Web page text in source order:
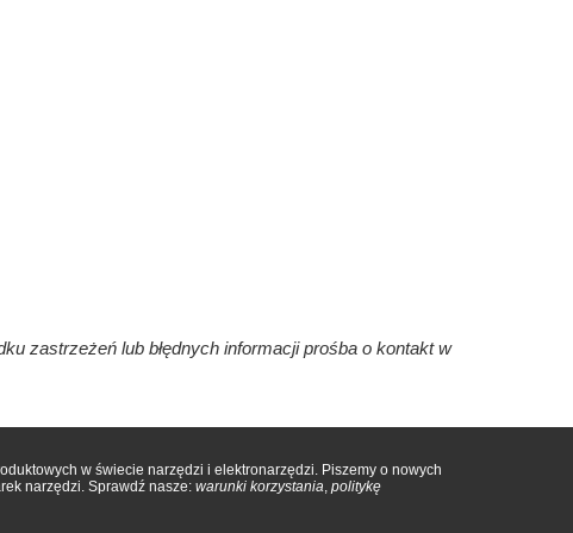
zastrzeżeń lub błędnych informacji prośba o kontakt w
w świecie narzędzi i elektronarzędzi. Piszemy o nowych
narzędzi. Sprawdź nasze: warunki korzystania, politykę